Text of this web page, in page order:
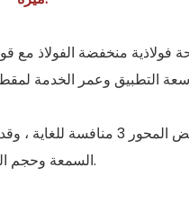
فولاذية منخفضة الفولاذ مع
80 دولة ، لتحقيق الخير
السمعة وحجم السوق.